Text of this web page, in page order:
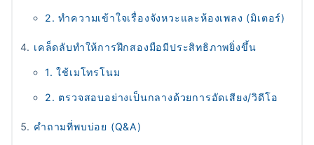
2. ทำความเข้าใจเรื่องจังหวะและห้องเพลง (มิเตอร์)
เคล็ดลับทำให้การฝึกสองมือมีประสิทธิภาพยิ่งขึ้น
1. ใช้เมโทรโนม
2. ตรวจสอบอย่างเป็นกลางด้วยการอัดเสียง/วิดีโอ
คำถามที่พบบ่อย (Q&A)